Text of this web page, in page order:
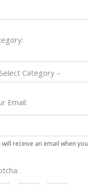
Email:
will receive an email when